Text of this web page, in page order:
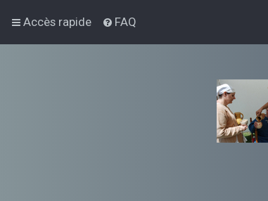
Accès rapide FAQ